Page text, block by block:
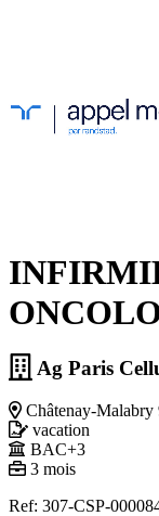
Ag Paris
Châtenay-Malabry
vacation
BAC+3
3 mois
Ref: 307-CSP-